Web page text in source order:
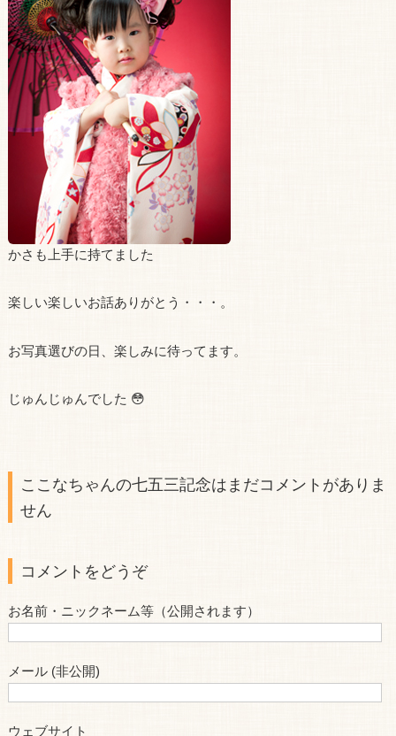
かさも上手に持てました
楽しい楽しいお話ありがとう・・・。
お写真選びの日、楽しみに待ってます。
じゅんじゅんでした 😳
ここなちゃんの七五三記念はまだコメントがありま
せん
コメントをどうぞ
お名前・ニックネーム等（公開されます）
メール (非公開)
ウェブサイト